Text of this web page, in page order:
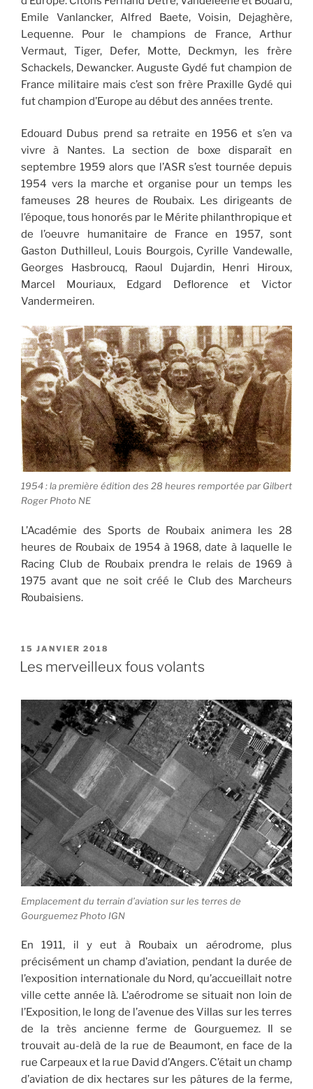
Emile Vanlancker, Alfred Baete, Voisin, Dejaghère,
Lequenne. Pour le champions de France, Arthur
Vermaut, Tiger, Defer, Motte, Deckmyn, les frère
Schackels, Dewancker. Auguste Gydé fut champion de
France militaire mais c’est son frère Praxille Gydé qui
fut champion d’Europe au début des années trente.
Edouard Dubus prend sa retraite en 1956 et s’en va
vivre à Nantes. La section de boxe disparaît en
septembre 1959 alors que l’ASR s’est tournée depuis
1954 vers la marche et organise pour un temps les
fameuses 28 heures de Roubaix. Les dirigeants de
l’époque, tous honorés par le Mérite philanthropique et
de l’oeuvre humanitaire de France en 1957, sont
Gaston Duthilleul, Louis Bourgois, Cyrille Vandewalle,
Georges Hasbroucq, Raoul Dujardin, Henri Hiroux,
Marcel Mouriaux, Edgard Deflorence et Victor
Vandermeiren.
1954 : la première édition des 28 heures remportée par Gilbert
Roger Photo NE
L’Académie des Sports de Roubaix animera les 28
heures de Roubaix de 1954 à 1968, date à laquelle le
Racing Club de Roubaix prendra le relais de 1969 à
1975 avant que ne soit créé le Club des Marcheurs
Roubaisiens.
PUBLIÉ
LE
15 JANVIER 2018
Les merveilleux fous volants
Emplacement du terrain d’aviation sur les terres de
Gourguemez Photo IGN
En 1911, il y eut à Roubaix un aérodrome, plus
précisément un champ d’aviation, pendant la durée de
l’exposition internationale du Nord, qu’accueillait notre
ville cette année là. L’aérodrome se situait non loin de
l’Exposition, le long de l’avenue des Villas sur les terres
de la très ancienne ferme de Gourguemez. Il se
trouvait au-delà de la rue de Beaumont, en face de la
rue Carpeaux et la rue David d’Angers. C’était un champ
d’aviation de dix hectares sur les pâtures de la ferme,